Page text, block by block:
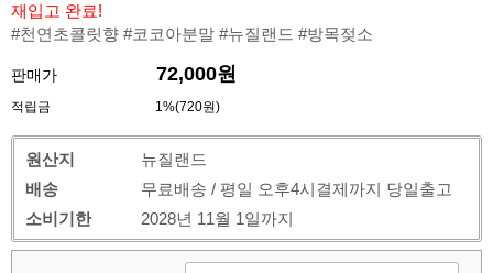
재입고 완료!
#천연초콜릿향 #코코아분말 #뉴질랜드 #방목젖소
판매가 72,000원
적립금 1%(720원)
원산지
뉴질랜드
배송
무료배송 / 평일 오후4시결제까지 당일출고
소비기한
2028년 11월 1일까지